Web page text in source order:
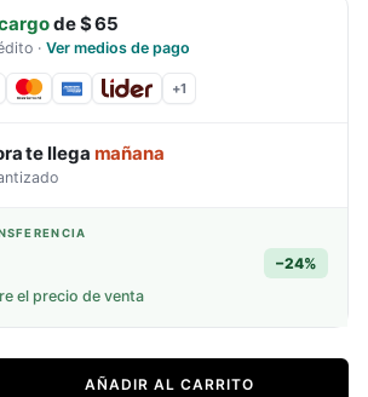
de$ 65
· Ver medios de pago
+1
te llega mañana
−24%
el precio de venta
AÑADIR AL CARRITO